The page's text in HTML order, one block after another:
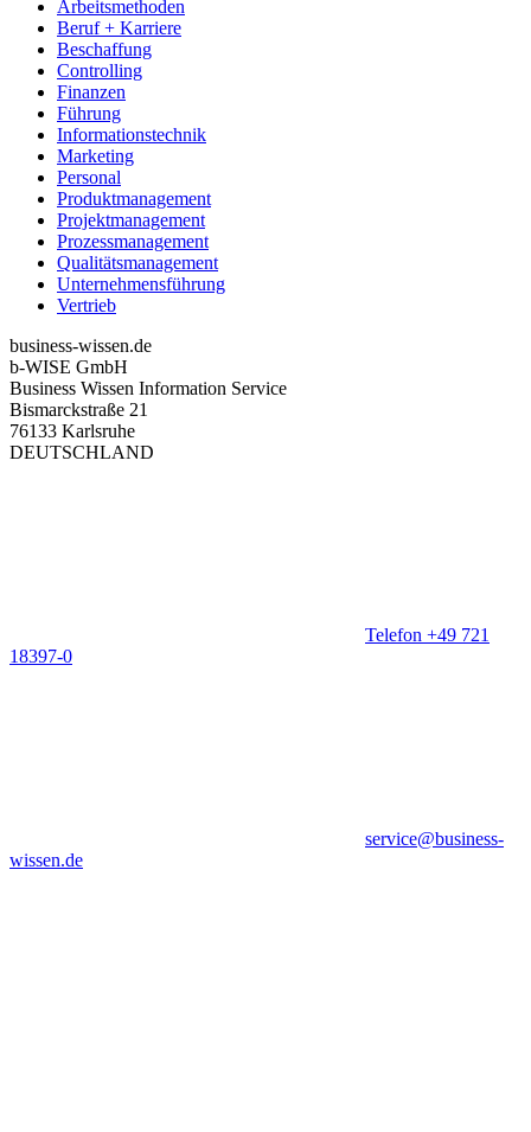
Arbeitsmethoden
Beruf + Karriere
Beschaffung
Controlling
Finanzen
Führung
Informationstechnik
Marketing
Personal
Produktmanagement
Projektmanagement
Prozessmanagement
Qualitätsmanagement
Unternehmensführung
Vertrieb
business-wissen.de
b-WISE GmbH
Business Wissen Information Service
Bismarckstraße 21
76133 Karlsruhe
DEUTSCHLAND
Telefon +49 721
18397-0
service@business-
wissen.de